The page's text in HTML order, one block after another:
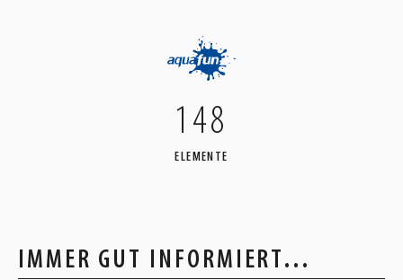
148
ELEMENTE
IMMER GUT INFORMIERT…